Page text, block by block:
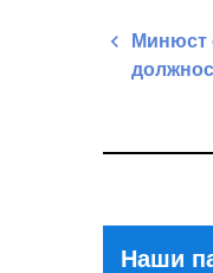
по
Минюст
Наши